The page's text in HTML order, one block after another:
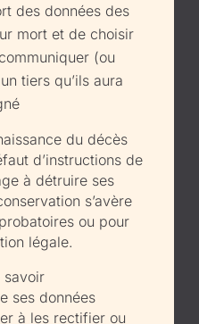
des données des
mort et de choisir
(ou
tiers qu’ils aura
du décès
d’instructions de
à détruire ses
s’avère
ou pour
légale.
savoir
ses données
à les rectifier ou